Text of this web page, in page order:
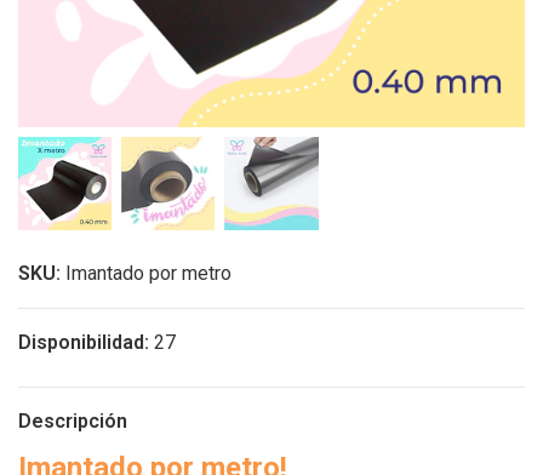
SKU: Imantado por metro
Disponibilidad: 27
Descripción
Imantado por metro!